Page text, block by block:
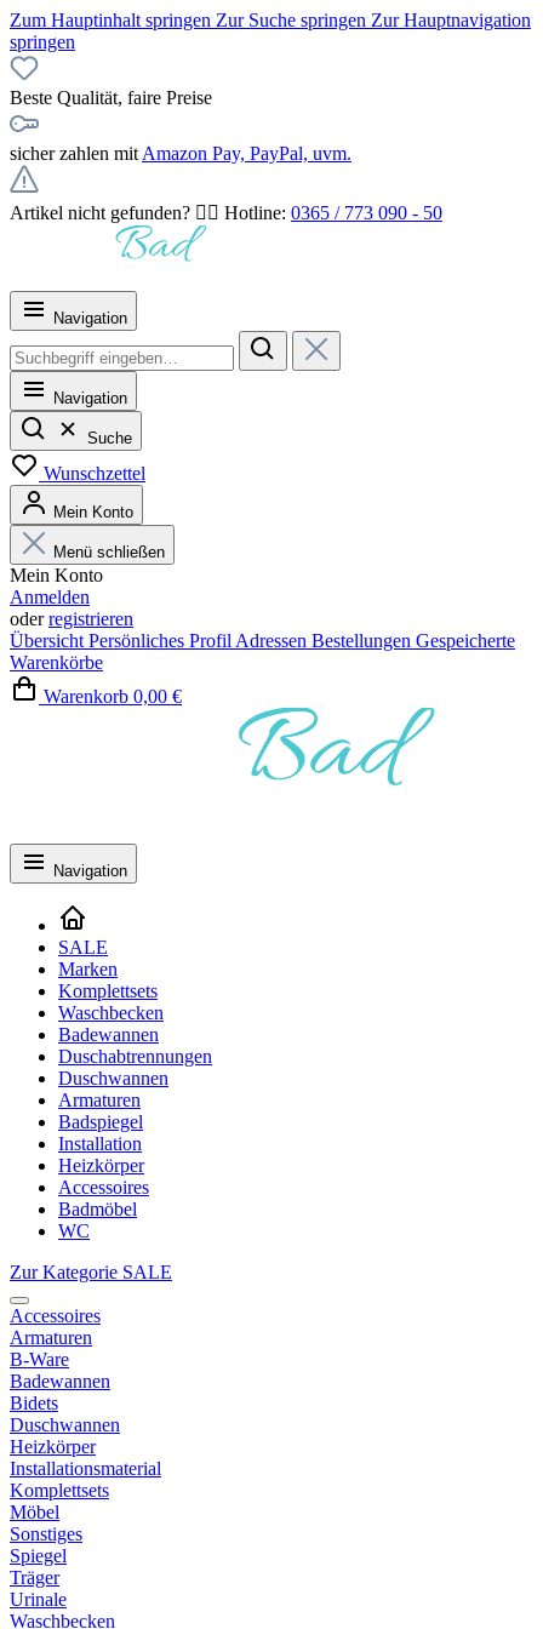
Zum Hauptinhalt springen Zur Suche springen Zur Hauptnavigation
springen
Beste Qualität, faire Preise
sicher zahlen mit Amazon Pay, PayPal, uvm.
Artikel nicht gefunden? 👉🏻 Hotline: 0365 / 773 090 - 50
Navigation
Navigation
Suche
Wunschzettel
Mein Konto
Menü schließen
Mein Konto
Anmelden
oderregistrieren
Übersicht Persönliches Profil Adressen Bestellungen Gespeicherte
Warenkörbe
Warenkorb 0,00 €
Navigation
SALE
Marken
Komplettsets
Waschbecken
Badewannen
Duschabtrennungen
Duschwannen
Armaturen
Badspiegel
Installation
Heizkörper
Accessoires
Badmöbel
WC
Zur Kategorie SALE
Accessoires
Armaturen
B-Ware
Badewannen
Bidets
Duschwannen
Heizkörper
Installationsmaterial
Komplettsets
Möbel
Sonstiges
Spiegel
Träger
Urinale
Waschbecken